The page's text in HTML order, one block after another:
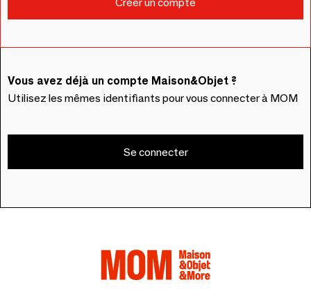
Vous avez déjà un compte Maison&Objet ?
Utilisez les mêmes identifiants pour vous connecter à MOM
Se connecter